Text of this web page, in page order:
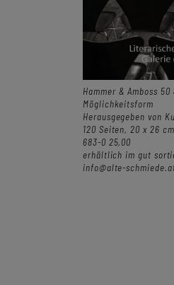
Hammer & Amboss
Möglichkeitsform
Herausgegeben von
120 Seiten, 20 x 26
683-0 25,00
erhältlich im gut
info@alte-